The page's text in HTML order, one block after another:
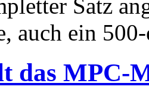
Satz
auch ein
das MPC-